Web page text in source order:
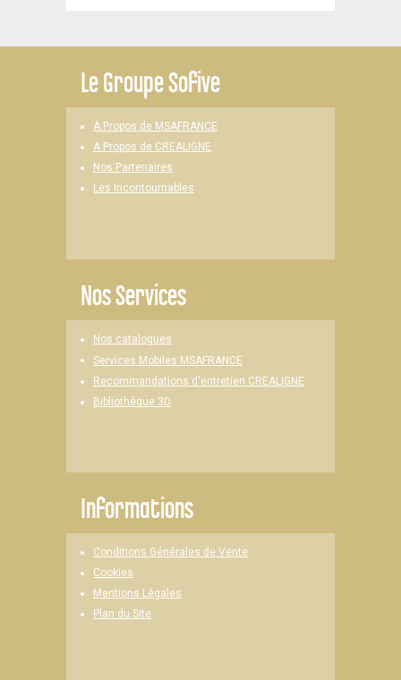
LeGroupe Sofive
A Propos de MSAFRANCE
A Propos de CREALIGNE
Nos Partenaires
Les Incontournables
Nos Services
Nos catalogues
Services Mobiles MSAFRANCE
Recommandations d'entretien CREALIGNE
Bibliothèque 3D
Informations
Conditions Générales de Vente
Cookies
Mentions Légales
Plan du Site